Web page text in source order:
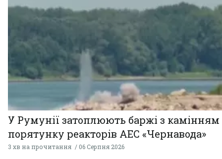
У Румунії затоплюють баржі з
порятунку реакторів АЕС «Чернавода»
3 хв на прочитання 06 Серпня 2026